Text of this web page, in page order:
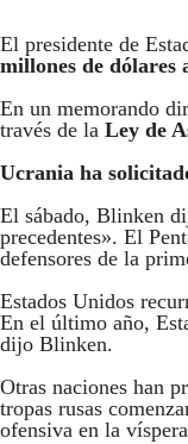
El presidente de
millones de dólares
En un memorando
través de la Ley de
Ucrania ha
El sábado, Blinken
precedentes». El
defensores de la
Estados Unidos
En el último año,
dijo Blinken.
Otras naciones han
tropas rusas
ofensiva en la